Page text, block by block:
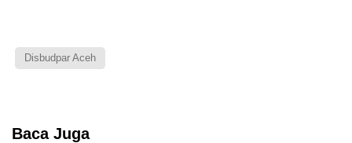
Disbudpar Aceh
Baca Juga